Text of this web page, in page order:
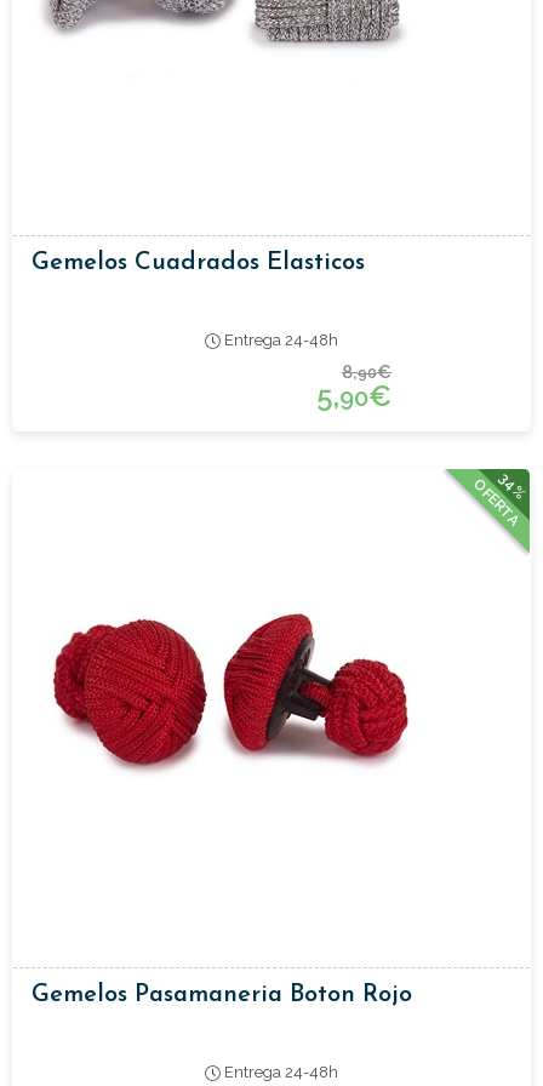
Gemelos Cuadrados Elasticos
Entrega 24-48h
8,90€
5,90€
34%
OFERTA
Gemelos Pasamaneria Boton Rojo
Entrega 24-48h